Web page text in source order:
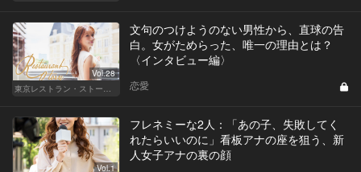
Vol.28
東京レストラン・ストーリー
文句のつけようのない男性から、直球の告
白。女がためらった、唯一の理由とは？
〈インタビュー編〉
恋愛
Vol.1
フレネミーな2人：「あの子、失敗してく
れたらいいのに」看板アナの座を狙う、新
人女子アナの裏の顔